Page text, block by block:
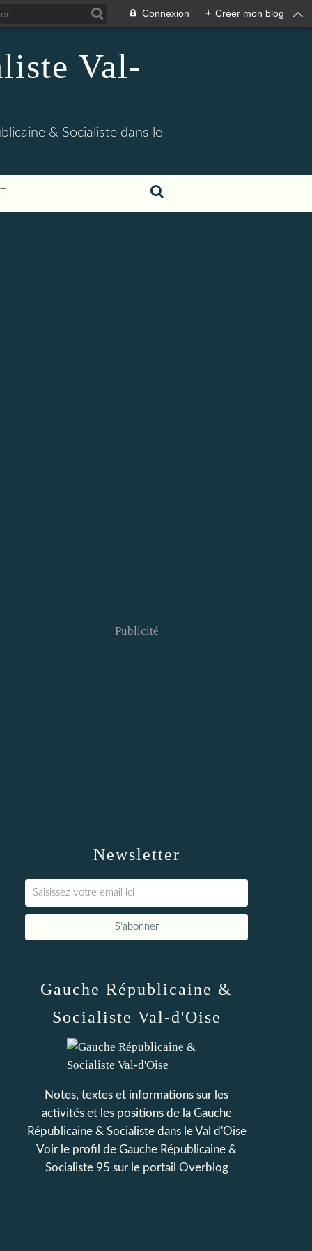
Connexion + Créer mon blog
Val-
& Socialiste dans le
Newsletter
Publicité
Gauche Républicaine &
Socialiste Val-d'Oise
Notes, textes et informations sur les
activités et les positions de la Gauche
Républicaine & Socialiste dans le Val d'Oise
Voir le profil de Gauche Républicaine &
Socialiste 95 sur le portail Overblog